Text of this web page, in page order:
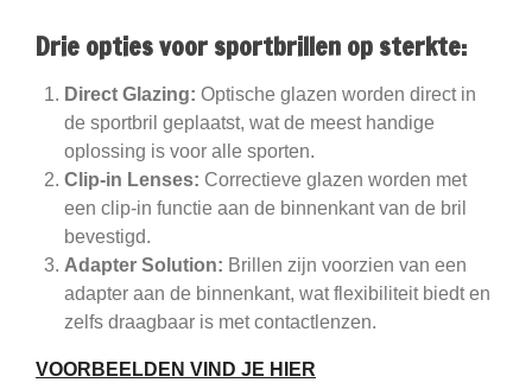
Drie opties voor sportbrillen op sterkte:
Direct Glazing: Optische glazen worden direct in
de sportbril geplaatst, wat de meest handige
oplossing is voor alle sporten.
Clip-in Lenses: Correctieve glazen worden met
een clip-in functie aan de binnenkant van de bril
bevestigd.
Adapter Solution: Brillen zijn voorzien van een
adapter aan de binnenkant, wat flexibiliteit biedt en
zelfs draagbaar is met contactlenzen.
VOORBEELDEN VIND JE HIER